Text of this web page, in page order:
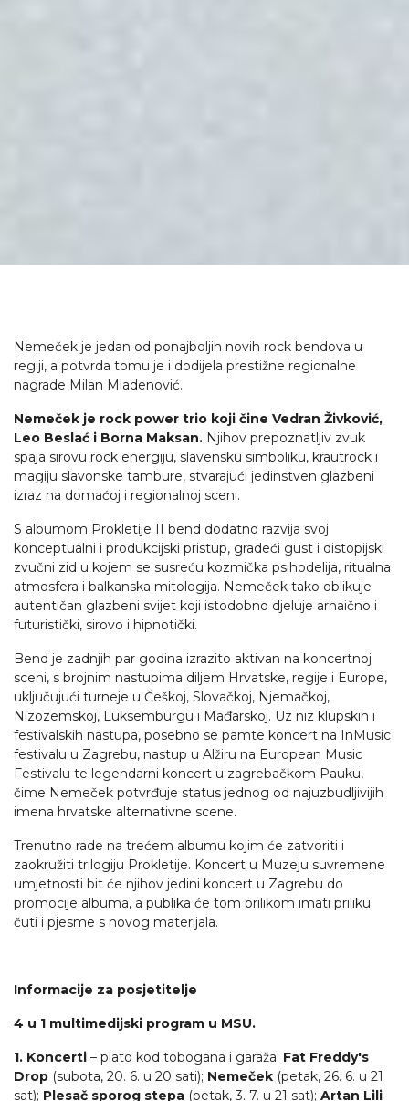
Nemeček je jedan od ponajboljih novih rock bendova u
regiji, a potvrda tomu je i dodijela prestižne regionalne
nagrade Milan Mladenović.
Nemeček je rock power trio koji čine Vedran Živković,
Leo Beslać i Borna Maksan. Njihov prepoznatljiv zvuk
spaja sirovu rock energiju, slavensku simboliku, krautrock i
magiju slavonske tambure, stvarajući jedinstven glazbeni
izraz na domaćoj i regionalnoj sceni.
S albumom Prokletije II bend dodatno razvija svoj
konceptualni i produkcijski pristup, gradeći gust i distopijski
zvučni zid u kojem se susreću kozmička psihodelija, ritualna
atmosfera i balkanska mitologija. Nemeček tako oblikuje
autentičan glazbeni svijet koji istodobno djeluje arhaično i
futuristički, sirovo i hipnotički.
Bend je zadnjih par godina izrazito aktivan na koncertnoj
sceni, s brojnim nastupima diljem Hrvatske, regije i Europe,
uključujući turneje u Češkoj, Slovačkoj, Njemačkoj,
Nizozemskoj, Luksemburgu i Mađarskoj. Uz niz klupskih i
festivalskih nastupa, posebno se pamte koncert na InMusic
festivalu u Zagrebu, nastup u Alžiru na European Music
Festivalu te legendarni koncert u zagrebačkom Pauku,
čime Nemeček potvrđuje status jednog od najuzbudljivijih
imena hrvatske alternativne scene.
Trenutno rade na trećem albumu kojim će zatvoriti i
zaokružiti trilogiju Prokletije. Koncert u Muzeju suvremene
umjetnosti bit će njihov jedini koncert u Zagrebu do
promocije albuma, a publika će tom prilikom imati priliku
čuti i pjesme s novog materijala.
Informacije za posjetitelje
4 u 1 multimedijski program u MSU.
1. Koncerti – plato kod tobogana i garaža: Fat Freddy's
Drop (subota, 20. 6. u 20 sati); Nemeček (petak, 26. 6. u 21
sat); Plesač sporog stepa (petak, 3. 7. u 21 sat); Artan Lili